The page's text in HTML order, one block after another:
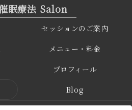
眠療法 Salon
セッションのご案内
メニュー・料金
プロフィール
Blog